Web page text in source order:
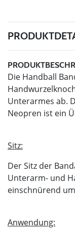
Die Handball
Unterarmes ab.
Neopren ist ein
Sitz:
Der Sitz der
Unterarm- und
einschnürend
Anwendung: